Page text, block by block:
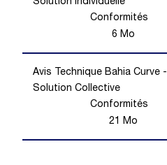
Solution Individuelle
Conformités
6 Mo
Avis Technique Bahia Curve -
Solution Collective
Conformités
21 Mo